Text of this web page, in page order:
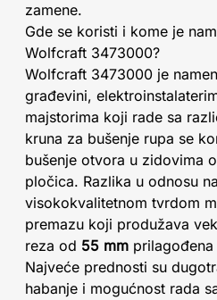
zamene.
Gde se koristi i kome je
Wolfcraft 3473000?
Wolfcraft 3473000 je
građevini,
majstorima koji rade sa
kruna za bušenje rupa se
bušenje otvora u zidovima
pločica. Razlika u odnosu
visokokvalitetnom tvrdom
premazu koji produžava
reza od 55 mm
Najveće prednosti su
habanje i mogućnost rada